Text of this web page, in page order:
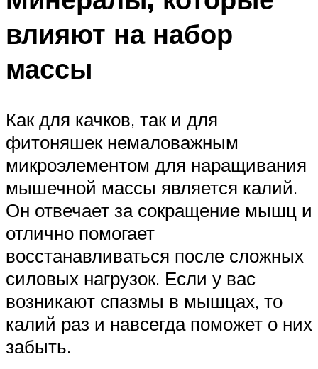
влияют на набор
массы
Как для качков, так и для
фитоняшек немаловажным
микроэлементом для наращивания
мышечной массы является калий.
Он отвечает за сокращение мышц и
отлично помогает
восстанавливаться после сложных
силовых нагрузок. Если у вас
возникают спазмы в мышцах, то
калий раз и навсегда поможет о них
забыть.